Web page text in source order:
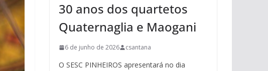
30 anos dos quartetos
Quaternaglia e Maogani
6 de junho de 2026 csantana
O SESC PINHEIROS apresentará no dia